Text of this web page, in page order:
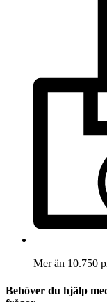
Mer än 10.750
Behöver du hjälp